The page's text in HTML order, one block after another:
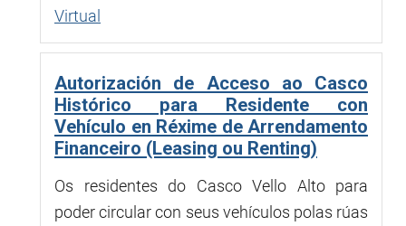
Virtual
Autorización de Acceso ao Casco
Histórico para Residente con
Vehículo en Réxime de Arrendamento
Financeiro (Leasing ou Renting)
Os residentes do Casco Vello Alto para
poder circular con seus vehículos polas rúas